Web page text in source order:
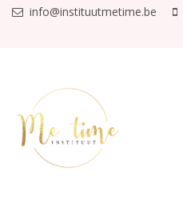
Overslaan en naar de inhoud gaan
info@instituutmetime.be